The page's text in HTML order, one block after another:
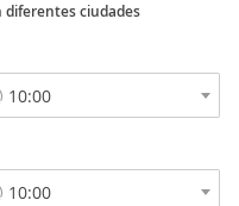
diferentes ciudades